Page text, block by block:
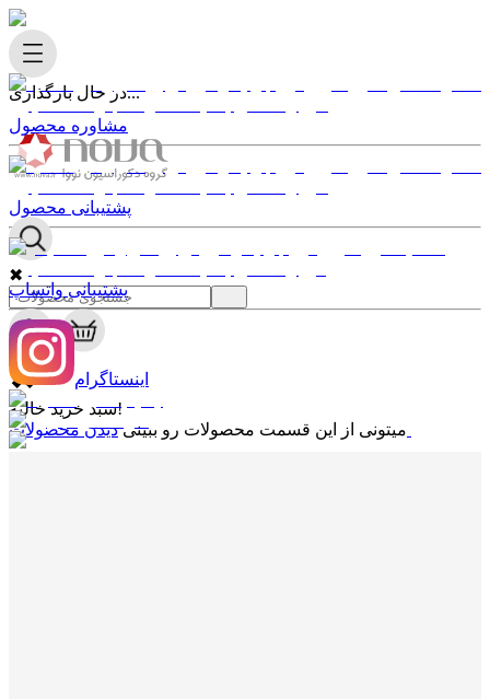
در حال بارگذاری...
✖
0
✖
سبد خرید خالیه!
میتونی از این قسمت محصولات رو ببینی
مشاوره محصول
پشتیبانی محصول
پشتیبانی واتساپ
اینستاگرام